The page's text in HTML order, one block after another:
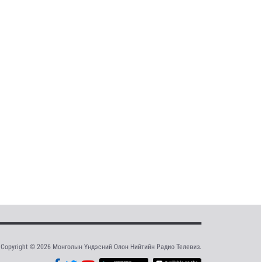
Copyright © 2026 Монголын Үндэсний Олон Нийтийн Радио Телевиз.